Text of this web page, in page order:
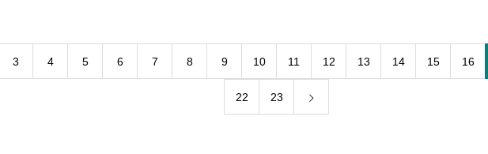
3 4 5 6 7 8 9 10 11 12 13 14 15 16
22 23